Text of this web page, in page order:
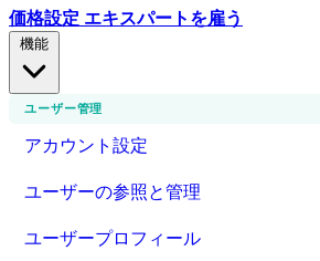
価格設定 エキスパートを雇う
ユーザー管理
アカウント設定
ユーザーの参照と管理
ユーザープロフィール